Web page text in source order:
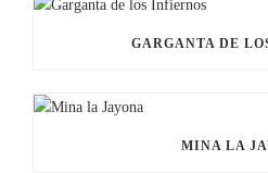
GARGANTA DE
MINA LA